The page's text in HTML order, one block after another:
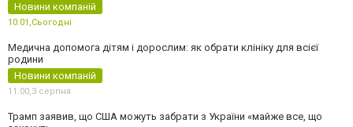
Новини компаній
10:01,Сьогодні
Медична допомога дітям і дорослим: як обрати клініку для всієї
родини
Новини компаній
11:00,3 серпня
Трамп заявив, що США можуть забрати з України «майже все, що